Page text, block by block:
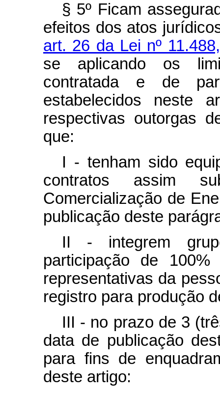
§ 5º Ficam
efeitos dos atos
art. 26 da Lei nº
se aplicando os
contratada e de
estabelecidos neste
respectivas outorgas
que:
I - tenham sido
contratos assim
Comercialização de
publicação deste
II - integrem
participação de
representativas da
registro para produção
III - no prazo de 3
data de publicação
para fins de
deste artigo: